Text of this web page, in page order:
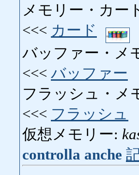
メモリー・カー
<<< カード
バッファー・メ
<<< バッファー
フラッシュ・メ
<<< フラッシュ
仮想メモリー:
controlla anche